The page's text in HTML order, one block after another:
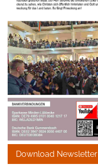
Download Newsletter